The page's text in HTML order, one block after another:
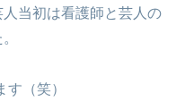
当初は看護師と芸人の
（笑）